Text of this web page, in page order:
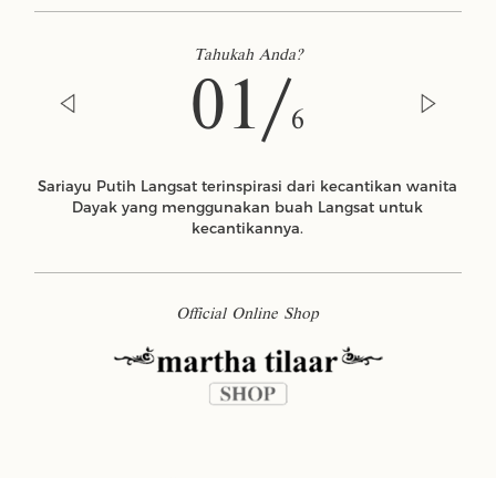
Tahukah Anda?
01/6
Sariayu Putih Langsat terinspirasi dari kecantikan wanita
Dayak yang menggunakan buah Langsat untuk
kecantikannya.
Official Online Shop